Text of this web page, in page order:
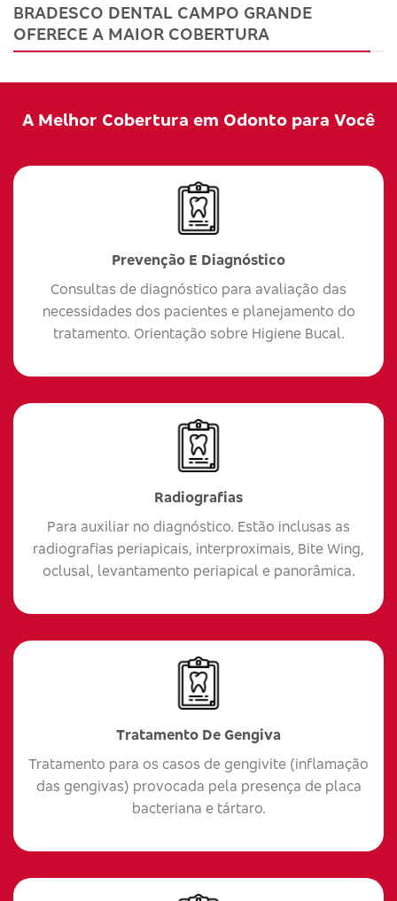
BRADESCO DENTAL CAMPO GRANDE
OFERECE A MAIOR COBERTURA
A Melhor Cobertura em Odonto para Você
Prevenção E Diagnóstico
Consultas de diagnóstico para avaliação das
necessidades dos pacientes e planejamento do
tratamento. Orientação sobre Higiene Bucal.
Radiografias
Para auxiliar no diagnóstico. Estão inclusas as
radiografias periapicais, interproximais, Bite Wing,
oclusal, levantamento periapical e panorâmica.
Tratamento De Gengiva
Tratamento para os casos de gengivite (inflamação
das gengivas) provocada pela presença de placa
bacteriana e tártaro.